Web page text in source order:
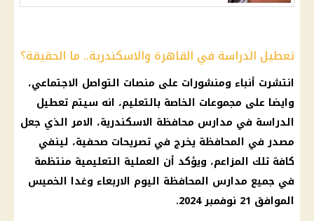
تعطيل الدراسة في القاهرة والاسكندرية.. ما الحقيقة؟
انتشرت أنباء ومنشورات على منصات التواصل الاجتماعي،
وايضا على مجموعات الخاصة بالتعليم، انه سيتم تعطيل
الدراسة في مدارس محافظة الاسكندرية، الامر الذي جعل
مصدر في المحافظة يخرج في تصريحات صحفية، لينفي
كافة تلك المزاعم، ويؤكد أن العملية التعليمية منتظمة
في جميع مدارس المحافظة اليوم الاربعاء وغدا الخميس
الموافق 21 نوفمبر 2024.